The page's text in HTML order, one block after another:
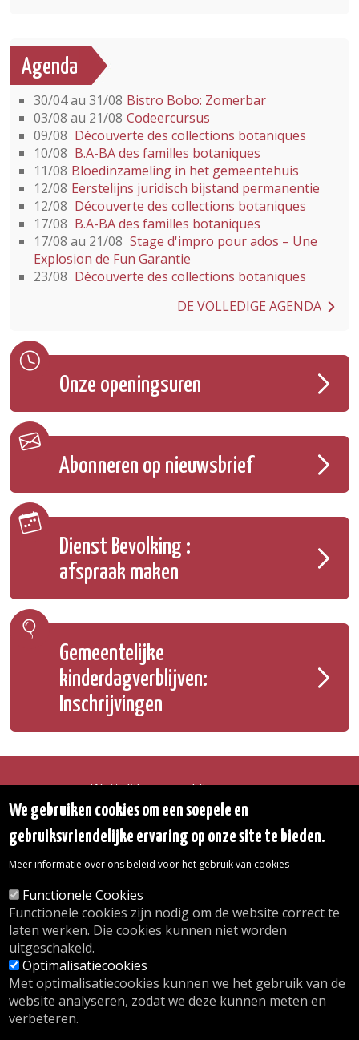
Agenda
30/04 au 31/08 Bistro Bobo: Zomerbar
03/08 au 21/08 Codeercursus
09/08 Découverte des collections botaniques
10/08 B.A-BA des familles botaniques
11/08 Bloedinzameling in het gemeentehuis
12/08 Eerstelijns juridisch bijstand permanentie
12/08 Découverte des collections botaniques
17/08 B.A-BA des familles botaniques
17/08 au 21/08 Stage d'impro pour ados – Une
Explosion de Fun Garantie
23/08 Découverte des collections botaniques
DE VOLLEDIGE AGENDA
Onze openingsuren
Abonneren op nieuwsbrief
Dienst Bevolking :
afspraak maken
Gemeentelijke
kinderdagverblijven:
Inschrijvingen
Wettelijke vermeldingen
Toegankelijkheidsverklaring
Toegang tot het Gemeentehuis
De gemeente diensten
Contact
© 2026 Gemeente Oudergem
Emile Idiersstraat 12 - 1160 Oudergem
Tel. :02/676.48.11.
We gebruiken cookies om een soepele en
gebruiksvriendelijke ervaring op onze site te bieden.
Meer informatie over ons beleid voor het gebruik van cookies
Functionele Cookies
Functionele cookies zijn nodig om de website correct te
laten werken. Die cookies kunnen niet worden
uitgeschakeld.
Optimalisatiecookies
Met optimalisatiecookies kunnen we het gebruik van de
website analyseren, zodat we deze kunnen meten en
verbeteren.